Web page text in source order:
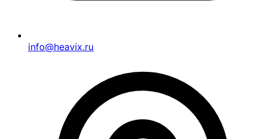
info@heavix.ru